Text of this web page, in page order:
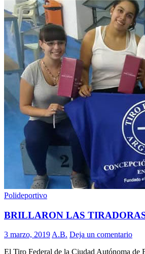
Polideportivo
BRILLARON LAS
3 marzo, 2019A.B. Deja un comentario
El Tiro Federal de la Ciudad Autónoma de